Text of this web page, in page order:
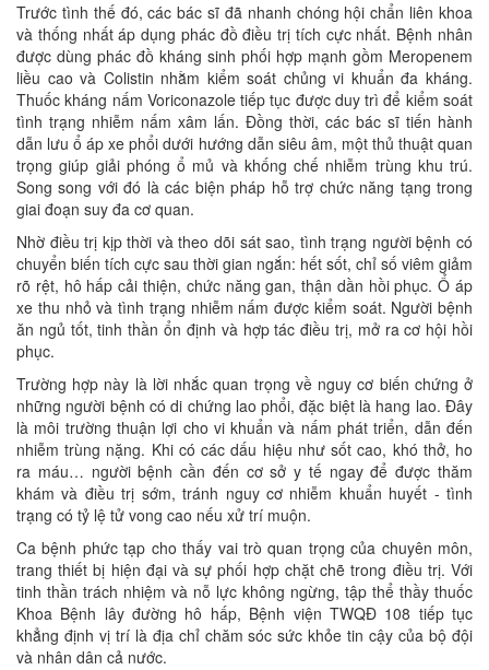
Trước tình thế đó, các bác sĩ đã nhanh chóng hội chẩn liên khoa
và thống nhất áp dụng phác đồ điều trị tích cực nhất. Bệnh nhân
được dùng phác đồ kháng sinh phối hợp mạnh gồm Meropenem
liều cao và Colistin nhằm kiểm soát chủng vi khuẩn đa kháng.
Thuốc kháng nấm Voriconazole tiếp tục được duy trì để kiểm soát
tình trạng nhiễm nấm xâm lấn. Đồng thời, các bác sĩ tiến hành
dẫn lưu ổ áp xe phổi dưới hướng dẫn siêu âm, một thủ thuật quan
trọng giúp giải phóng ổ mủ và khống chế nhiễm trùng khu trú.
Song song với đó là các biện pháp hỗ trợ chức năng tạng trong
giai đoạn suy đa cơ quan.
Nhờ điều trị kịp thời và theo dõi sát sao, tình trạng người bệnh có
chuyển biến tích cực sau thời gian ngắn: hết sốt, chỉ số viêm giảm
rõ rệt, hô hấp cải thiện, chức năng gan, thận dần hồi phục. Ổ áp
xe thu nhỏ và tình trạng nhiễm nấm được kiểm soát. Người bệnh
ăn ngủ tốt, tinh thần ổn định và hợp tác điều trị, mở ra cơ hội hồi
phục.
Trường hợp này là lời nhắc quan trọng về nguy cơ biến chứng ở
những người bệnh có di chứng lao phổi, đặc biệt là hang lao. Đây
là môi trường thuận lợi cho vi khuẩn và nấm phát triển, dẫn đến
nhiễm trùng nặng. Khi có các dấu hiệu như sốt cao, khó thở, ho
ra máu… người bệnh cần đến cơ sở y tế ngay để được thăm
khám và điều trị sớm, tránh nguy cơ nhiễm khuẩn huyết - tình
trạng có tỷ lệ tử vong cao nếu xử trí muộn.
Ca bệnh phức tạp cho thấy vai trò quan trọng của chuyên môn,
trang thiết bị hiện đại và sự phối hợp chặt chẽ trong điều trị. Với
tinh thần trách nhiệm và nỗ lực không ngừng, tập thể thầy thuốc
Khoa Bệnh lây đường hô hấp, Bệnh viện TWQĐ 108 tiếp tục
khẳng định vị trí là địa chỉ chăm sóc sức khỏe tin cậy của bộ đội
và nhân dân cả nước.